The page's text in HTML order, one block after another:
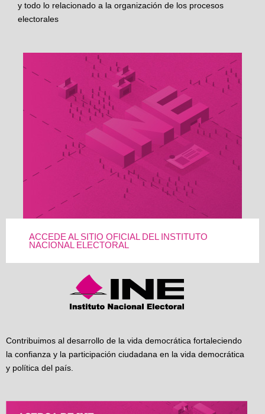
y todo lo relacionado a la organización de los procesos
electorales
ACCEDE AL SITIO OFICIAL DEL INSTITUTO
NACIONAL ELECTORAL
Contribuimos al desarrollo de la vida democrática fortaleciendo
la confianza y la participación ciudadana en la vida democrática
y política del país.